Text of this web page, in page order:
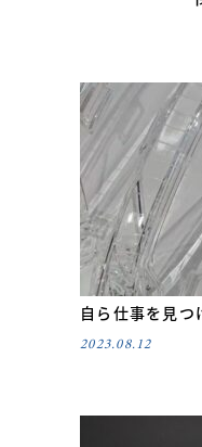
自ら仕事を見つ
2023.08.12